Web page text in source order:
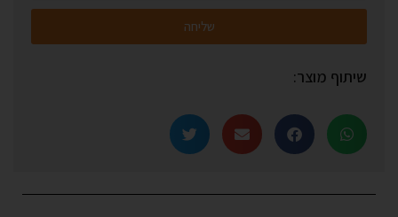
שליחה
שיתוף מוצר: